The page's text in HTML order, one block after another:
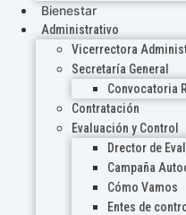
Bienestar
Administrativo
Vicerrectora
Secretaría General
Convocatoria
Contratación
Evaluación y Control
Drector de
Campaña
Cómo Vamos
Entes de